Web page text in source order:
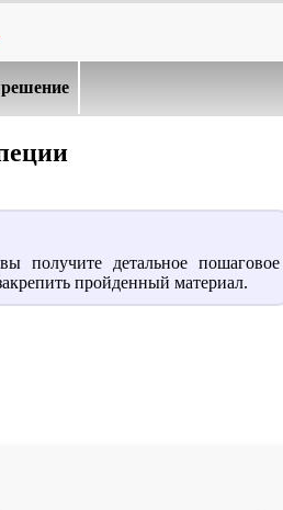
решение
получите детальное пошаговое
пройденный материал.